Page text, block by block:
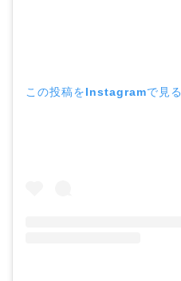
この投稿をInstagramで見る